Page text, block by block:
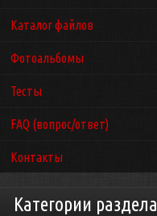
Каталог файлов
Фотоальбомы
Тесты
FAQ (вопрос/ответ)
Контакты
Категории раздела